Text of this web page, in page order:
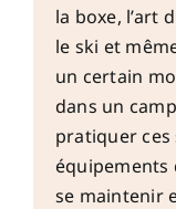
la boxe, l’art
le ski et
un certain
dans un
pratiquer ces
équipements
se maintenir